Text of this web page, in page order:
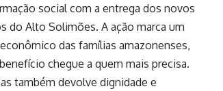
social com a entrega dos novos
do Alto Solimões. A ação marca um
das famílias amazonenses,
chegue a quem mais precisa.
também devolve dignidade e